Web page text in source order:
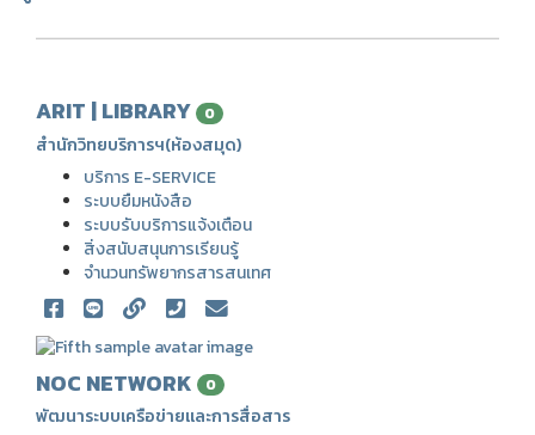
ARIT | LIBRARY 0
สำนักวิทยบริการฯ(ห้องสมุด)
บริการ E-SERVICE
ระบบยืมหนังสือ
ระบบรับบริการแจ้งเตือน
สิ่งสนับสนุนการเรียนรู้
จำนวนทรัพยากรสารสนเทศ
NOC NETWORK 0
พัฒนาระบบเครือข่ายและการสื่อสาร